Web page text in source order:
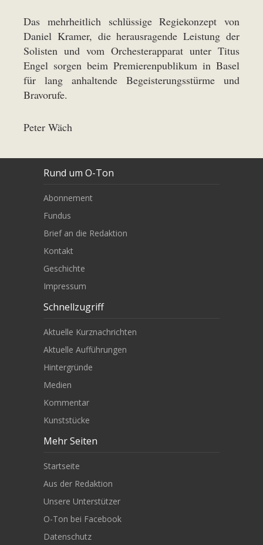
Das mehrheitlich schlüssige Regiekonzept von
Daniel Kramer, die herausragende Leistung der
Solisten und vom Orchesterapparat unter Titus
Engel sorgen beim Premierenpublikum in Basel
für lang anhaltende Begeisterungsstürme und
Bravorufe.
Peter Wäch
Rund um O-Ton
Abonnement
Fundus
Brief an die Redaktion
Kontakt
Geschichte
Impressum
Schnellzugriff
Aktuelle Kurznachrichten
Aktuelle Aufführungen
Hintergründe
Medien
Kommentar
Kunststücke
Mehr Seiten
Startseite
Aus der Redaktion
Unsere Unterstützer
O-Ton bei Facebook
Datenschutz